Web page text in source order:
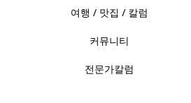
여행 / 맛집 / 칼럼
커뮤니티
전문가칼럼